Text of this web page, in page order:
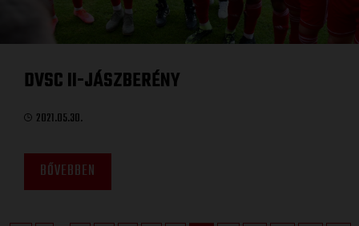
DVSC II-JÁSZBERÉNY
2021.05.30.
BŐVEBBEN